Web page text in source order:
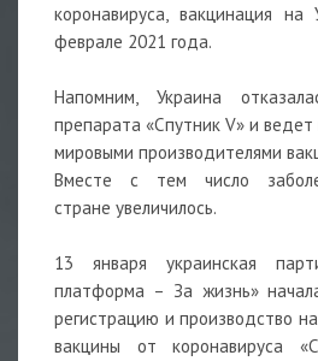
коронавируса, вакцинация на
феврале 2021 года.
Напомним, Украина
препарата «Спутник V» и ведет
мировыми производителями
Вместе с тем число
стране увеличилось.
13 января украинская
платформа – За жизнь»
регистрацию и производство
вакцины от коронавируса